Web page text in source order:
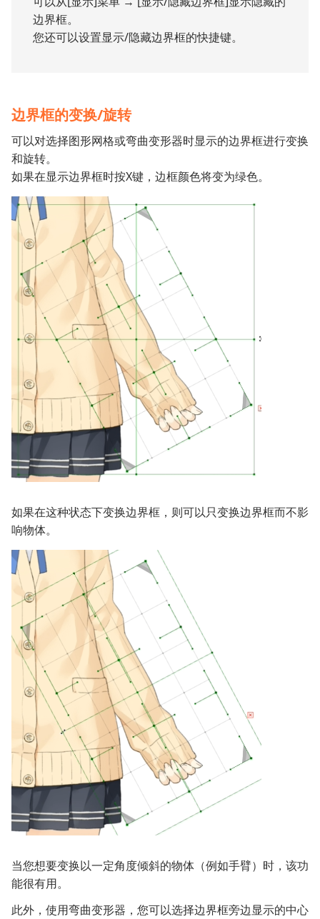
边界框。
您还可以设置显示/隐藏边界框的快捷键。
边界框的变换/旋转
可以对选择图形网格或弯曲变形器时显示的边界框进行变换
和旋转。
如果在显示边界框时按X键，边框颜色将变为绿色。
如果在这种状态下变换边界框，则可以只变换边界框而不影
响物体。
当您想要变换以一定角度倾斜的物体（例如手臂）时，该功
能很有用。
此外，使用弯曲变形器，您可以选择边界框旁边显示的中心